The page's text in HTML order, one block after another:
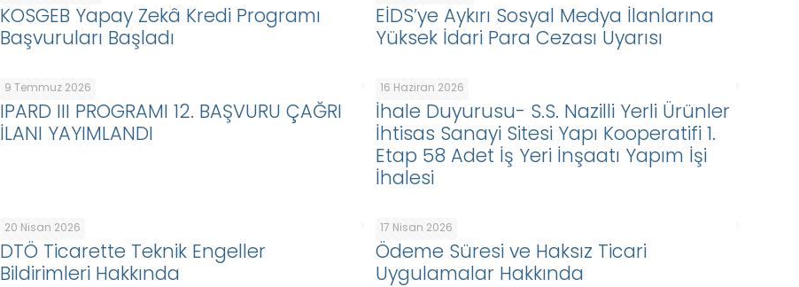
KOSGEB Yapay Zekâ Kredi Programı
Başvuruları Başladı
EİDS’ye Aykırı Sosyal Medya İlanlarına
Yüksek İdari Para Cezası Uyarısı
9 Temmuz 2026
IPARD III PROGRAMI 12. BAŞVURU ÇAĞRI
İLANI YAYIMLANDI
16 Haziran 2026
İhale Duyurusu- S.S. Nazilli Yerli Ürünler
İhtisas Sanayi Sitesi Yapı Kooperatifi 1.
Etap 58 Adet İş Yeri İnşaatı Yapım İşi
İhalesi
20 Nisan 2026
DTÖ Ticarette Teknik Engeller
Bildirimleri Hakkında
17 Nisan 2026
Ödeme Süresi ve Haksız Ticari
Uygulamalar Hakkında